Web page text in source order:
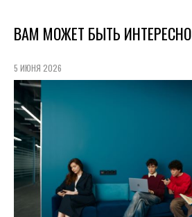
ВАМ МОЖЕТ БЫТЬ ИНТЕРЕСНО
5 ИЮНЯ 2026